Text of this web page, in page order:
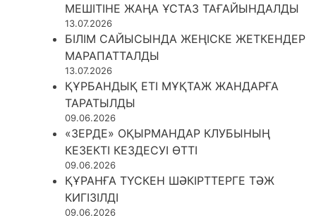
МЕШІТІНЕ ЖАҢА ҰСТАЗ ТАҒАЙЫНДАЛДЫ
13.07.2026
БІЛІМ САЙЫСЫНДА ЖЕҢІСКЕ ЖЕТКЕНДЕР
МАРАПАТТАЛДЫ
13.07.2026
ҚҰРБАНДЫҚ ЕТІ МҰҚТАЖ ЖАНДАРҒА
ТАРАТЫЛДЫ
09.06.2026
«ЗЕРДЕ» ОҚЫРМАНДАР КЛУБЫНЫҢ
КЕЗЕКТІ КЕЗДЕСУІ ӨТТІ
09.06.2026
ҚҰРАНҒА ТҮСКЕН ШӘКІРТТЕРГЕ ТӘЖ
КИГІЗІЛДІ
09.06.2026